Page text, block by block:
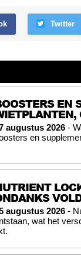
Twitter
EN
augustus 2026 -
en
augustus 2026 -
wat het